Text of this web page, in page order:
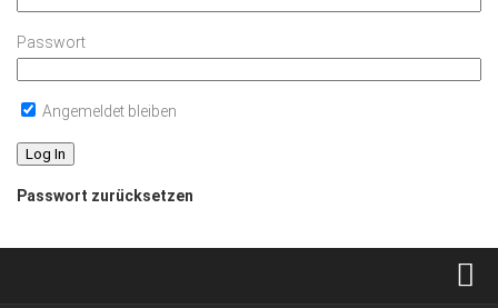
Passwort
Angemeldet bleiben
Passwort zurücksetzen